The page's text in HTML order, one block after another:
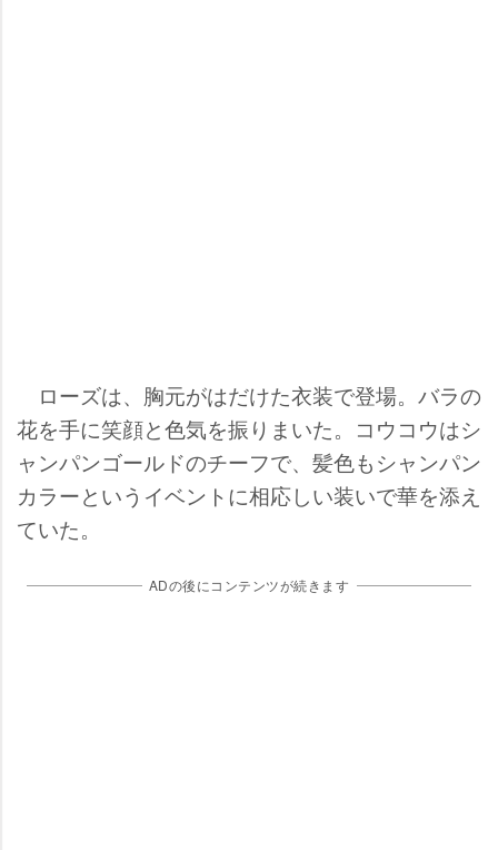
ローズは、胸元がはだけた衣装で登場。バラの
花を手に笑顔と色気を振りまいた。コウコウはシ
ャンパンゴールドのチーフで、髪色もシャンパン
カラーというイベントに相応しい装いで華を添え
ていた。
ADの後にコンテンツが続きます